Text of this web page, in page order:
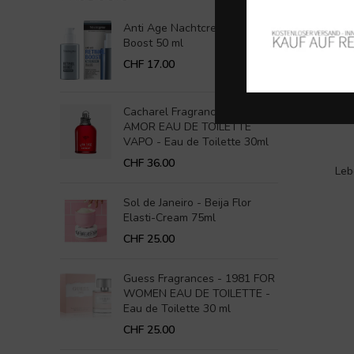
Anti Age Nachtcreme Retinol
Boost 50 ml
CHF 17.00
Cacharel Fragrance - AMOR
AMOR EAU DE TOILETTE
VAPO - Eau de Toilette 30ml
CHF 36.00
Sol de Janeiro - Beija Flor
Elasti-Cream 75ml
CHF 25.00
Guess Fragrances - 1981 FOR
WOMEN EAU DE TOILETTE -
Eau de Toilette 30 ml
CHF 25.00